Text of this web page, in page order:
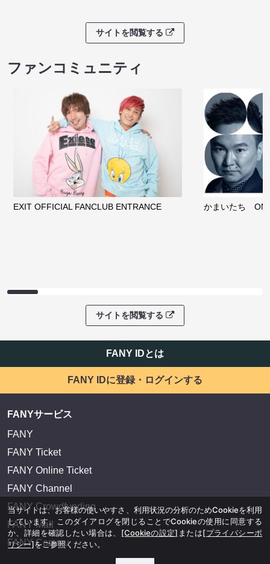
サイトを閲覧する
ファンコミュニティ
EXIT OFFICIAL FANCLUB ENTRANCE かまいたち
サイトを閲覧する
FANY IDとは
FANY IDに登録・ログインする
FANYサービス
FANY
FANY Ticket
FANY Online Ticket
FANY Channel
FANY Crowdfunding
FANY Mall
FANY Commu
当サイトは、お客様の使いやすさ、利用状況の分析のためCookieを利用
しています。このダイアログを閉じることでCookieの使用に同意する
か、詳細を確認したい場合は、 [Cookieの設定] または[プライバシーポ
リシー]をご参照ください。